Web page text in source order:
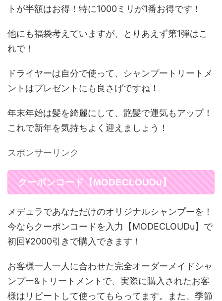
トが半額はお得！特に1000ミリが1番お得です！
他にも福袋考えていますが、とりあえず第1弾はこ
れで！
ドライヤーは自分で使って、シャンプートリートメ
ントはプレゼントにも良さげですね！
年末年始は髪を綺麗にして、艶髪で運気もアップ！
これで新年を気持ちよく迎えましょう！
スポンサーリンク
クーポンコード【MODECLOUDu】
メデュラであなただけのオリジナルシャンプーを！
今ならクーポンコードを入力【MODECLOUDu】で
初回¥2000引きで購入できます！
お客様一人一人に合わせた完全オーダーメイドシャ
ンプー&トリートメントで、実際に購入されたお客
様はリピートして使ってもらってます。また、季節